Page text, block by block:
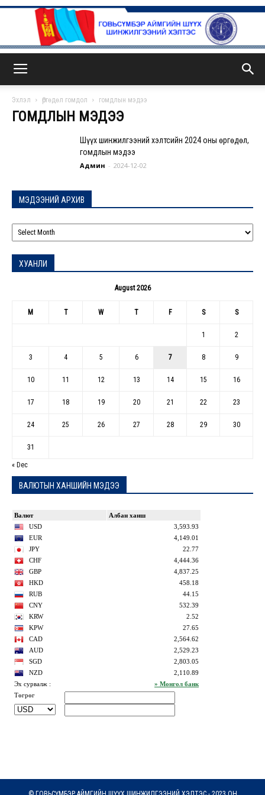
Эхлэл Өргөдөл гомдол гомдлын мэдээ
ГОМДЛЫН МЭДЭЭ
Шүүх шинжилгээний хэлтсийн 2024 оны өргөдөл,
гомдлын мэдээ
Админ - 2024-12-02
МЭДЭЭНИЙ АРХИВ
АРХИВ
ХУАНЛИ
August 2026
M T W T F S S
1 2
3 4 5 6 7 8 9
10 11 12 13 14 15 16
17 18 19 20 21 22 23
24 25 26 27 28 29 30
31
« Dec
ВАЛЮТЫН ХАНШИЙН МЭДЭЭ